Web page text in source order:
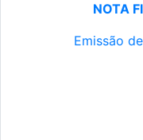
NOTA
Emissão